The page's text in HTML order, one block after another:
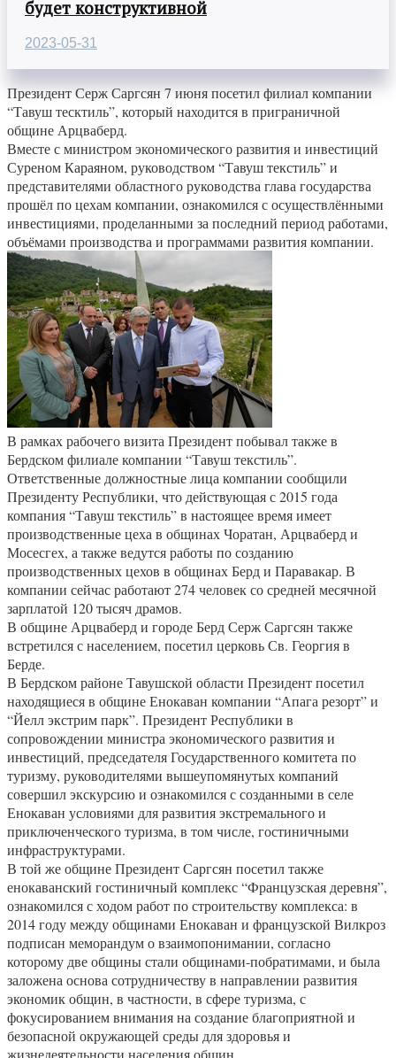
будет конструктивной
2023-05-31
Президент Серж Саргсян 7 июня посетил филиал компании
“Тавуш тесктиль”, который находится в приграничной
общине Арцваберд.
Вместе с министром экономического развития и инвестиций
Суреном Караяном, руководством “Тавуш текстиль” и
представителями областного руководства глава государства
прошёл по цехам компании, ознакомился с осуществлёнными
инвестициями, проделанными за последний период работами,
объёмами производства и программами развития компании.
В рамках рабочего визита Президент побывал также в
Бердском филиале компании “Тавуш текстиль”.
Ответственные должностные лица компании сообщили
Президенту Республики, что действующая с 2015 года
компания “Тавуш текстиль” в настоящее время имеет
производственные цеха в общинах Чоратан, Арцваберд и
Мосесгех, а также ведутся работы по созданию
производственных цехов в общинах Берд и Паравакар. В
компании сейчас работают 274 человек со средней месячной
зарплатой 120 тысяч драмов.
В общине Арцваберд и городе Берд Серж Саргсян также
встретился с населением, посетил церковь Св. Георгия в
Берде.
В Бердском районе Тавушской области Президент посетил
находящиеся в общине Енокаван компании “Апага резорт” и
“Йелл экстрим парк”. Президент Республики в
сопровождении министра экономического развития и
инвестиций, председателя Государственного комитета по
туризму, руководителями вышеупомянутых компаний
совершил экскурсию и ознакомился с созданными в селе
Енокаван условиями для развития экстремального и
приключенческого туризма, в том числе, гостиничными
инфраструктурами.
В той же общине Президент Саргсян посетил также
енокаванский гостиничный комплекс “Французская деревня”,
ознакомился с ходом работ по строительству комплекса: в
2014 году между общинами Енокаван и французской Вилкроз
подписан меморандум о взаимопонимании, согласно
которому две общины стали общинами-побратимами, и была
заложена основа сотрудничеству в направлении развития
экономик общин, в частности, в сфере туризма, с
фокусированием внимания на создание благоприятной и
безопасной окружающей среды для здоровья и
жизнедеятельности населения общин.